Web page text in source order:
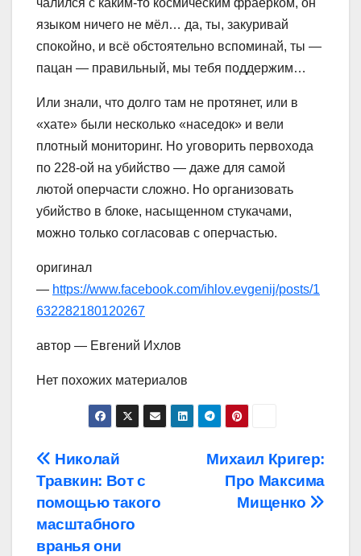
чалился с каким-то космическим фраерком, он
языком ничего не мёл… да, ты, закуривай
спокойно, и всё обстоятельно вспоминай, ты —
пацан — правильный, мы тебя поддержим…
Или знали, что долго там не протянет, или в
«хате» были несколько «наседок» и вели
плотный мониторинг. Но уговорить первохода
по 228-ой на убийство — даже для самой
лютой оперчасти сложно. Но организовать
убийство в блоке, насыщенном стукачами,
можно только согласовав с оперчастью.
оригинал
— https://www.facebook.com/ihlov.evgenij/posts/1
632282180120267
автор — Евгений Ихлов
Нет похожих материалов
Навигация
по
записям
Михаил Кригер:
Про Максима
Мищенко
Николай
Травкин: Вот с
помощью такого
масштабного
вранья они